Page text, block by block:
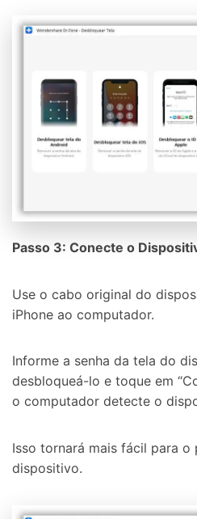
Passo 3: Conecte o
Use o cabo original do
iPhone ao computador.
Informe a senha da tela do
desbloqueá-lo e toque em
o computador detecte o
Isso tornará mais fácil para
dispositivo.